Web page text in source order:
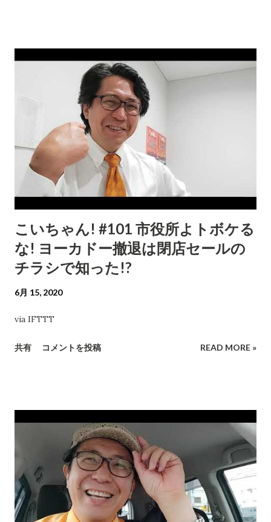
こいちゃん! #101 市役所よトボケる
な! ヨーカドー撤退は閉店セールの
チラシで知った!?
6月 15, 2020
via IFTTT
共有 コメントを投稿 READ MORE »